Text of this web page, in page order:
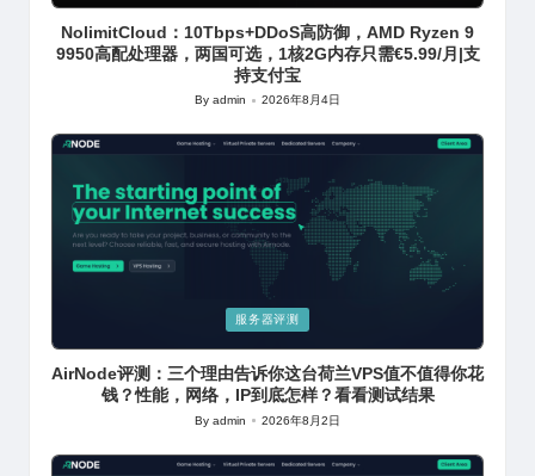
NolimitCloud：10Tbps+DDoS高防御，AMD Ryzen 9
9950高配处理器，两国可选，1核2G内存只需€5.99/月|支
持支付宝
Posted
Byadmin 2026年8月4日
服务器评测
AirNode评测：三个理由告诉你这台荷兰VPS值不值得你花
钱？性能，网络，IP到底怎样？看看测试结果
Posted
Byadmin 2026年8月2日